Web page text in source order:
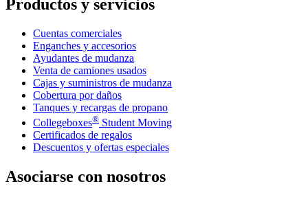
Productos y servicios
Cuentas comerciales
Enganches y accesorios
Ayudantes de mudanza
Venta de camiones usados
Cajas y suministros de mudanza
Cobertura por daños
Tanques y recargas de propano
Collegeboxes® Student Moving
Certificados de regalos
Descuentos y ofertas especiales
Asociarse con nosotros